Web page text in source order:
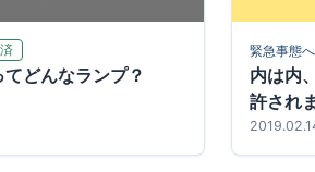
どんなランプ？
緊急事態
内は内
許され